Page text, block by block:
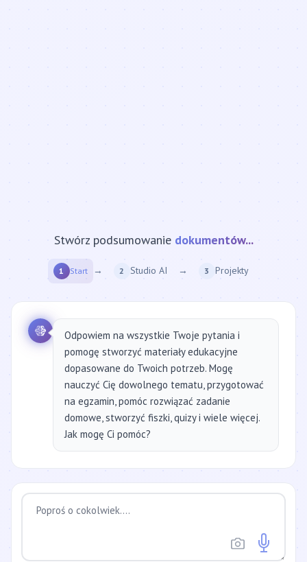
Stwórz podsumowanie strony internetowej...
1 Start → 2 Studio AI → 3 Projekty
Odpowiem na wszystkie Twoje pytania i
pomogę stworzyć materiały edukacyjne
dopasowane do Twoich potrzeb. Mogę
nauczyć Cię dowolnego tematu, przygotować
na egzamin, pomóc rozwiązać zadanie
domowe, stworzyć fiszki, quizy i wiele więcej.
Jak mogę Ci pomóc?